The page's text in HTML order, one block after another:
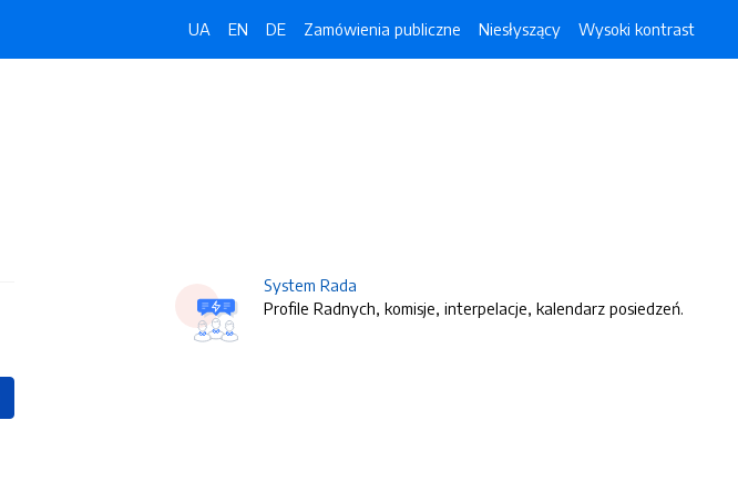
UA EN DE Zamówienia publiczne Niesłyszący Wysoki kontrast
System Rada
Profile Radnych, komisje, interpelacje, kalendarz posiedzeń.